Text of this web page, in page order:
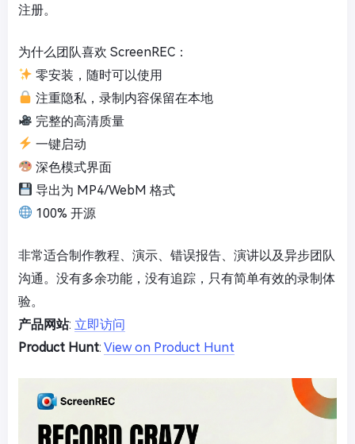
注册。
为什么团队喜欢 ScreenREC：
零安装，随时可以使用
注重隐私，录制内容保留在本地
完整的高清质量
一键启动
深色模式界面
导出为 MP4/WebM 格式
100% 开源
非常适合制作教程、演示、错误报告、演讲以及异步团队
沟通。没有多余功能，没有追踪，只有简单有效的录制体
验。
产品网站: 立即访问
Product Hunt: View on Product Hunt